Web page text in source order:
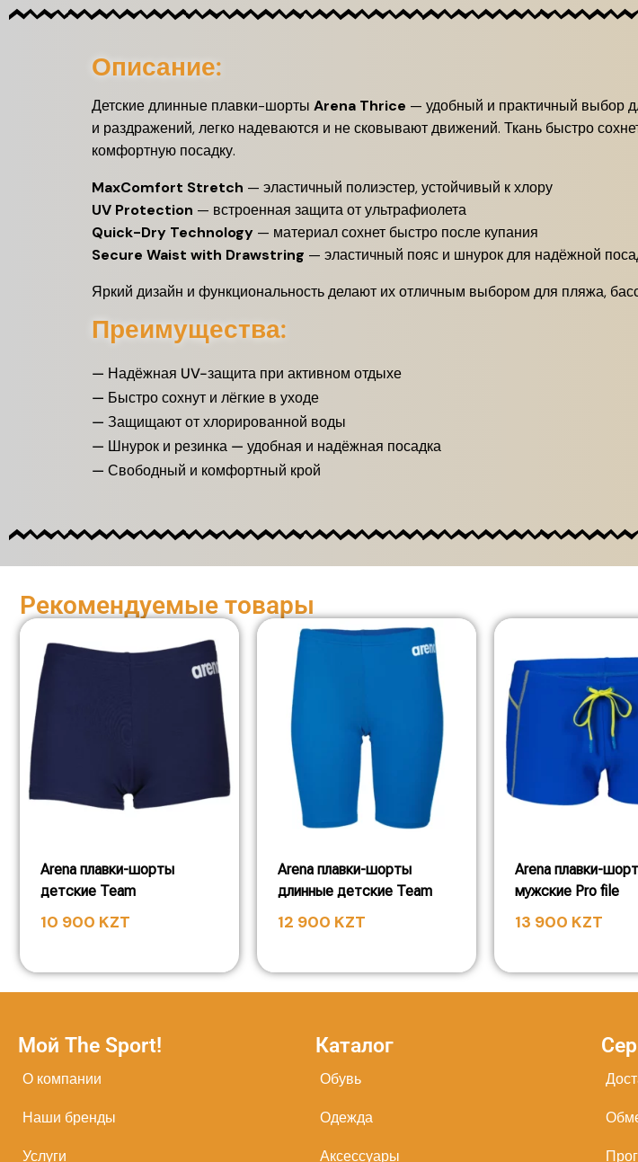
Описание:
Детские длинные плавки-шорты Arena Thrice — удобный и практичный выбор
и раздражений, легко надеваются и не сковывают движений. Ткань быстро
комфортную посадку.
MaxComfort Stretch — эластичный полиэстер, устойчивый к хлору
UV Protection — встроенная защита от ультрафиолета
Quick-Dry Technology — материал сохнет быстро после купания
Secure Waist with Drawstring — эластичный пояс и шнурок для надёжной
Яркий дизайн и функциональность делают их отличным выбором для пляжа,
Преимущества:
— Надёжная UV-защита при активном отдыхе
— Быстро сохнут и лёгкие в уходе
— Защищают от хлорированной воды
— Шнурок и резинка — удобная и надёжная посадка
— Свободный и комфортный крой
Рекомендуемые товары
Arena плавки-шорты
детские Team
10 900 KZT
Arena плавки-шорты
длинные детские Team
12 900 KZT
Arena плавки-
мужские Pro file
13 900 KZT
Мой The Sport!
О компании
Наши бренды
Услуги
Каталог
Обувь
Одежда
Аксессуары